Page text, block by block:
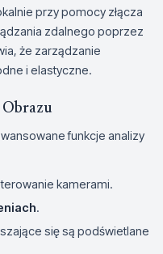
przy pomocy złącza
zdalnego poprzez
że zarządzanie
i elastyczne.
funkcje analizy
kamerami.
.
się są podświetlane